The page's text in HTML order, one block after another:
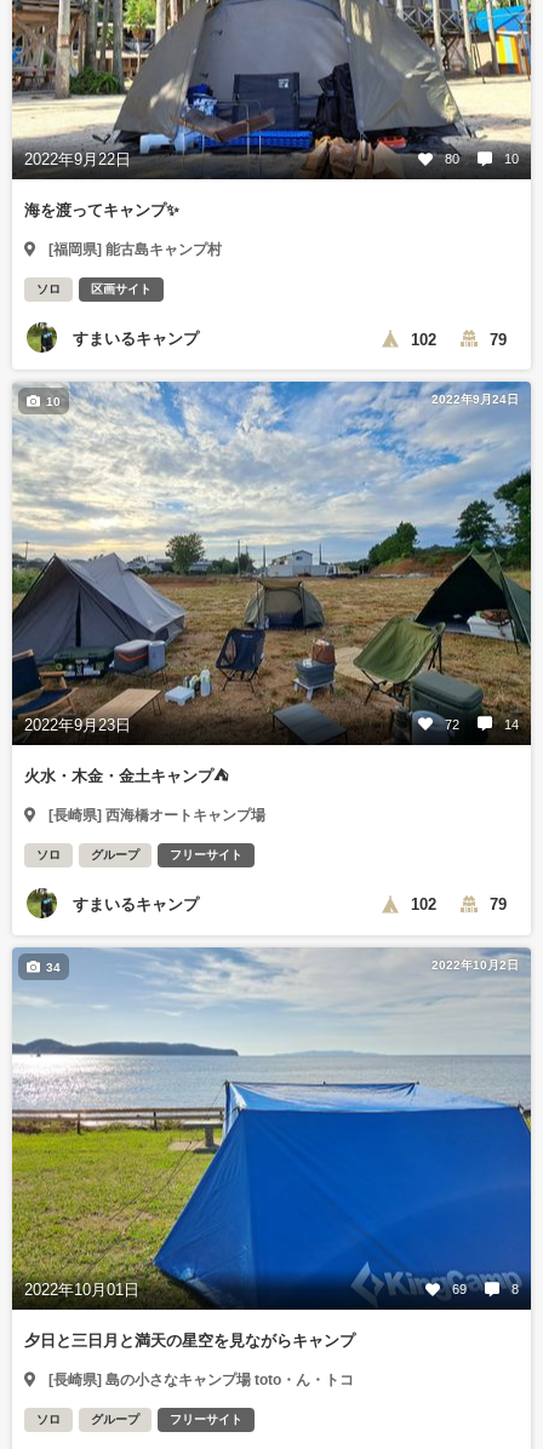
2022年9月22日 80 10
海を渡ってキャンプ✨
[福岡県] 能古島キャンプ村
ソロ 区画サイト
すまいるキャンプ 102 79
2022年9月24日
2022年9月23日 72 14
10
火水・木金・金土キャンプ⛺
[長崎県] 西海橋オートキャンプ場
ソロ グループ フリーサイト
すまいるキャンプ 102 79
2022年10月2日
2022年10月01日 69 8
34
夕日と三日月と満天の星空を見ながらキャンプ
[長崎県] 島の小さなキャンプ場 toto・ん・トコ
ソロ グループ フリーサイト